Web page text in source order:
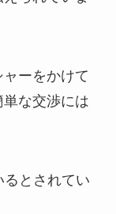
ーをかけて
な交渉には
るとされてい